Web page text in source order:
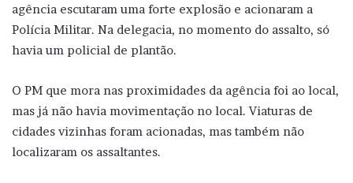
agência escutaram uma forte explosão e acionaram a
Polícia Militar. Na delegacia, no momento do assalto, só
havia um policial de plantão.
O PM que mora nas proximidades da agência foi ao local,
mas já não havia movimentação no local. Viaturas de
cidades vizinhas foram acionadas, mas também não
localizaram os assaltantes.